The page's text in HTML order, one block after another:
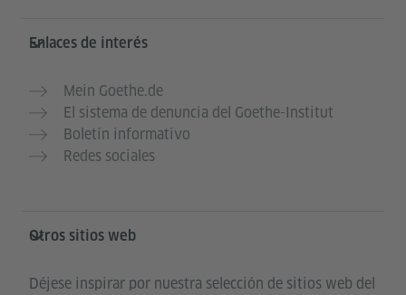
Enlaces de interés
Mein Goethe.de
El sistema de denuncia del Goethe-Institut
Boletín informativo
Redes sociales
Otros sitios web
Déjese inspirar por nuestra selección de sitios web del